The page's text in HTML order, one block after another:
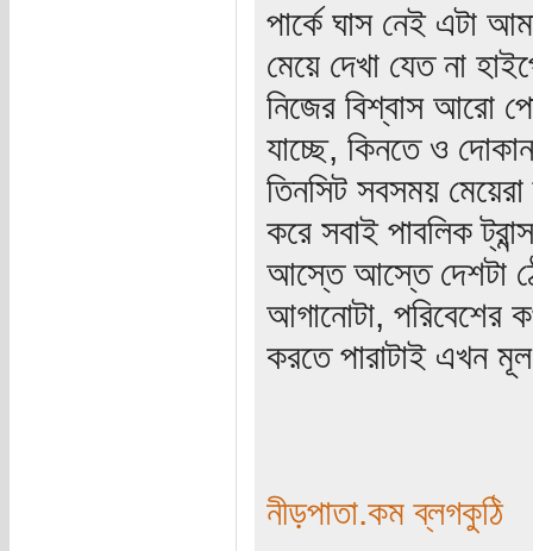
পার্কে ঘাস নেই এটা
মেয়ে দেখা যেত না
নিজের বিশ্বাস আরো
যাচ্ছে, কিনতে ও
তিনসিট সবসময়
করে সবাই পাবলিক
আস্তে আস্তে দেশটা
আগানোটা, পরিবেশের
করতে পারাটাই এখন
নীড়পাতা.কম ব্লগকুঠি